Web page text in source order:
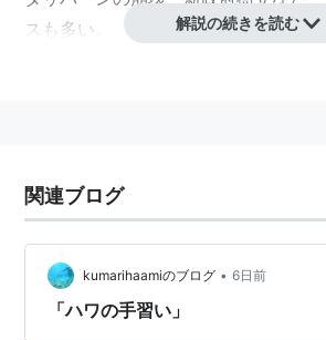
スも多い。
解説の続きを読む
関連ブログ
kumarihaamiのブログ • 6日前
「ハワの手習い」